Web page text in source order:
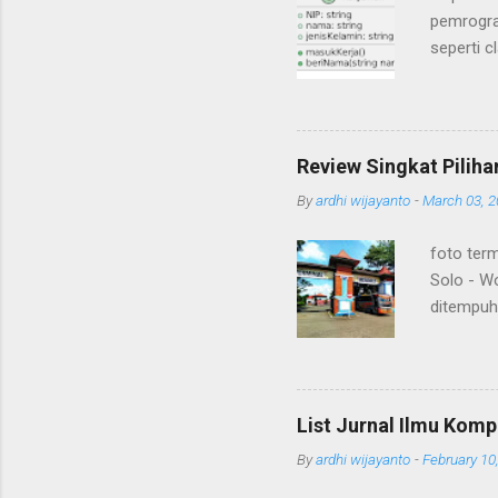
seperti
method
dalam
adalah
(lihat
Review Singkat
Byardhi wijayanto -March 03,
foto
Solo -
hingga
jurusan
dengan
List Jurnal Ilmu
Byardhi wijayanto -February